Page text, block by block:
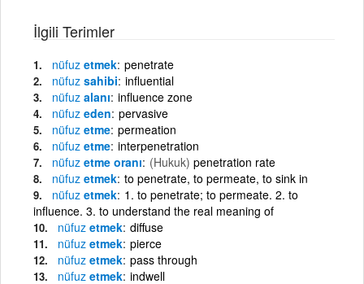
İlgili Terimler
nüfuz etmek penetrate
nüfuz sahibi influential
nüfuz alanı influence zone
nüfuz eden pervasive
nüfuz etme permeation
nüfuz etme interpenetration
nüfuz etme oranı (Hukuk) penetration rate
nüfuz etmek to penetrate, to permeate, to sink in
nüfuz etmek 1. to penetrate; to permeate. 2. to
influence. 3. to understand the real meaning of
nüfuz etmek diffuse
nüfuz etmek pierce
nüfuz etmek pass through
nüfuz etmek indwell